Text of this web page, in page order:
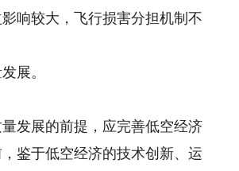
响较大，飞行损害分担机制不
展。
发展的前提，应完善低空经济
鉴于低空经济的技术创新、运